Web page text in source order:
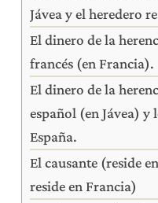
Jávea y el heredero
El dinero de la
francés (en Francia).
El dinero de la
español (en Jávea) y
España.
El causante (reside
reside en Francia)